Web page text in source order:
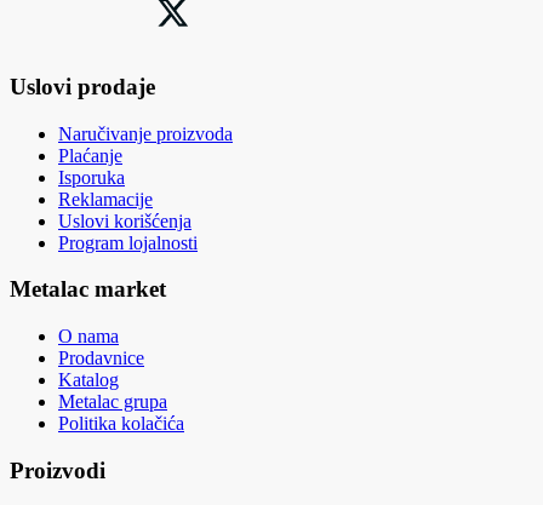
Uslovi prodaje
Naručivanje proizvoda
Plaćanje
Isporuka
Reklamacije
Uslovi korišćenja
Program lojalnosti
Metalac market
O nama
Prodavnice
Katalog
Metalac grupa
Politika kolačića
Proizvodi